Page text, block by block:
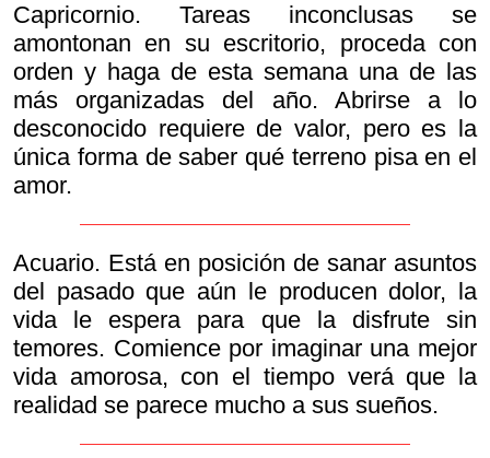
Capricornio. Tareas inconclusas se
amontonan en su escritorio, proceda con
orden y haga de esta semana una de las
más organizadas del año. Abrirse a lo
desconocido requiere de valor, pero es la
única forma de saber qué terreno pisa en el
amor.
Acuario. Está en posición de sanar asuntos
del pasado que aún le producen dolor, la
vida le espera para que la disfrute sin
temores. Comience por imaginar una mejor
vida amorosa, con el tiempo verá que la
realidad se parece mucho a sus sueños.